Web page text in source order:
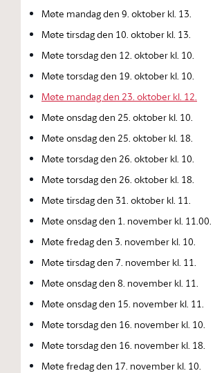
Møte mandag den 9. oktober kl. 13.
Møte tirsdag den 10. oktober kl. 13.
Møte torsdag den 12. oktober kl. 10.
Møte torsdag den 19. oktober kl. 10.
Møte mandag den 23. oktober kl. 12.
Møte onsdag den 25. oktober kl. 10.
Møte onsdag den 25. oktober kl. 18.
Møte torsdag den 26. oktober kl. 10.
Møte torsdag den 26. oktober kl. 18.
Møte tirsdag den 31. oktober kl. 11.
Møte onsdag den 1. november kl. 11.00.
Møte fredag den 3. november kl. 10.
Møte tirsdag den 7. november kl. 11.
Møte onsdag den 8. november kl. 11.
Møte onsdag den 15. november kl. 11.
Møte torsdag den 16. november kl. 10.
Møte torsdag den 16. november kl. 18.
Møte fredag den 17. november kl. 10.